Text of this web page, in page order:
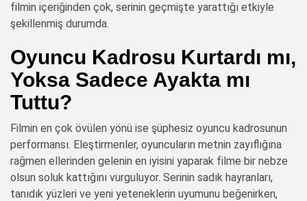
filmin içeriğinden çok, serinin geçmişte yarattığı etkiyle
şekillenmiş durumda.
Oyuncu Kadrosu Kurtardı mı,
Yoksa Sadece Ayakta mı
Tuttu?
Filmin en çok övülen yönü ise şüphesiz oyuncu kadrosunun
performansı. Eleştirmenler, oyuncuların metnin zayıflığına
rağmen ellerinden gelenin en iyisini yaparak filme bir nebze
olsun soluk kattığını vurguluyor. Serinin sadık hayranları,
tanıdık yüzleri ve yeni yeteneklerin uyumunu beğenirken,